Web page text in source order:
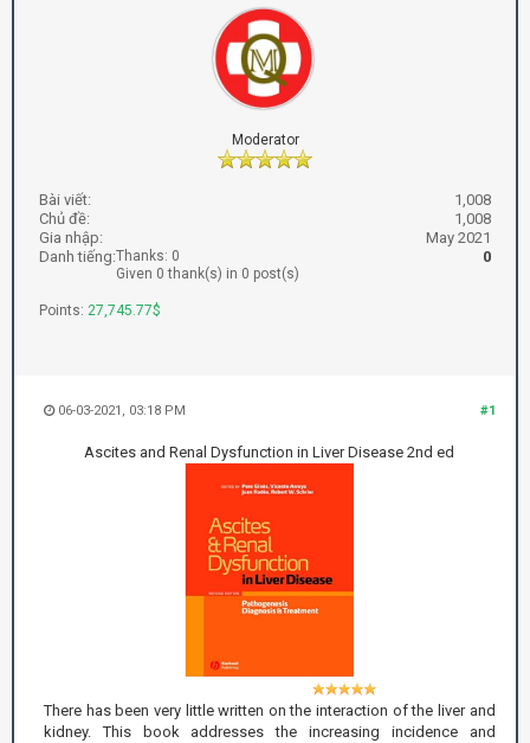
Moderator
Bài viết:
1,008
Chủ đề:
1,008
Gia nhập:
May 2021
Danh tiếng:
0
Thanks: 0
Given 0 thank(s) in 0 post(s)
Points: 27,745.77$
#1
06-03-2021, 03:18 PM
Ascites and Renal Dysfunction in Liver Disease 2nd ed
There has been very little written on the interaction of the liver and
kidney. This book addresses the increasing incidence and